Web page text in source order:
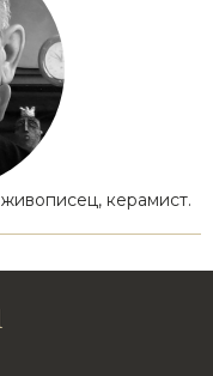
керамист.